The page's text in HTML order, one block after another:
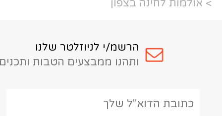
י לניוזלטר שלנו
ממבצעים הטבות ותכנים מעניינים